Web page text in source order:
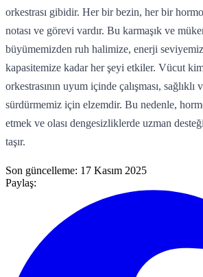
orkestrası gibidir. Her bir bezin, her bir
notası ve görevi vardır. Bu karmaşık ve
büyümemizden ruh halimize, enerji
kapasitemize kadar her şeyi etkiler. Vücut
orkestrasının uyum içinde çalışması,
sürdürmemiz için elzemdir. Bu nedenle,
etmek ve olası dengesizliklerde uzman
taşır.
Son güncelleme: 17 Kasım 2025
Paylaş: